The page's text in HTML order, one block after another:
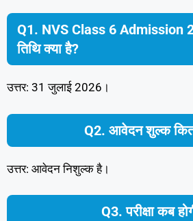
Q1. NVS Class 6 Admission
तिथि क्या है?
उत्तर: 31 जुलाई 2026।
Q2. आवेदन शुल्क
उत्तर: आवेदन निशुल्क है।
Q3. परीक्षा कब